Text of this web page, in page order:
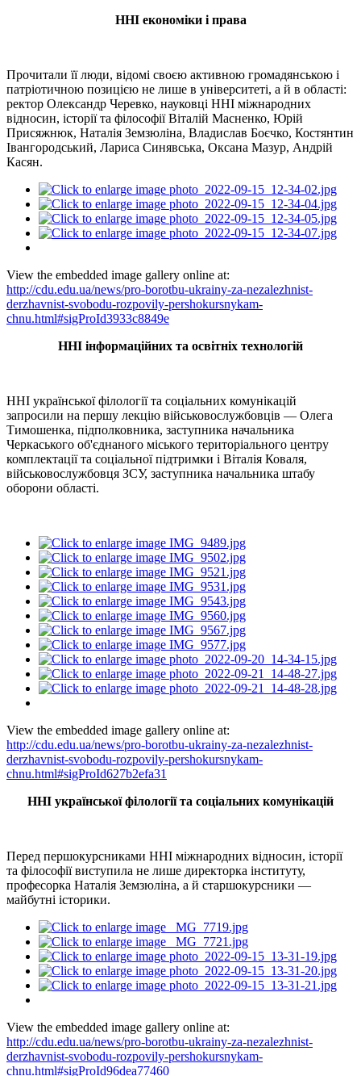
ННІ економіки і права
Прочитали її люди, відомі своєю активною громадянською і
патріотичною позицією не лише в університеті, а й в області:
ректор Олександр Черевко, науковці ННІ міжнародних
відносин, історії та філософії Віталій Масненко, Юрій
Присяжнюк, Наталія Земзюліна, Владислав Боєчко, Костянтин
Івангородський, Лариса Синявська, Оксана Мазур, Андрій
Касян.
View the embedded image gallery online at:
http://cdu.edu.ua/news/pro-borotbu-ukrainy-za-nezalezhnist-
derzhavnist-svobodu-rozpovily-pershokursnykam-
chnu.html#sigProId3933c8849e
ННІ інформаційних та освітніх технологій
ННІ української філології та соціальних комунікацій
запросили на першу лекцію військовослужбовців — Олега
Тимошенка, підполковника, заступника начальника
Черкаського об'єднаного міського територіального центру
комплектації та соціальної підтримки і Віталія Коваля,
військовослужбовця ЗСУ, заступника начальника штабу
оборони області.
View the embedded image gallery online at:
http://cdu.edu.ua/news/pro-borotbu-ukrainy-za-nezalezhnist-
derzhavnist-svobodu-rozpovily-pershokursnykam-
chnu.html#sigProId627b2efa31
ННІ української філології та соціальних комунікацій
Перед першокурсниками ННІ міжнародних відносин, історії
та філософії виступила не лише директорка інституту,
професорка Наталія Земзюліна, а й старшокурсники —
майбутні історики.
View the embedded image gallery online at:
http://cdu.edu.ua/news/pro-borotbu-ukrainy-za-nezalezhnist-
derzhavnist-svobodu-rozpovily-pershokursnykam-
chnu.html#sigProId96dea77460